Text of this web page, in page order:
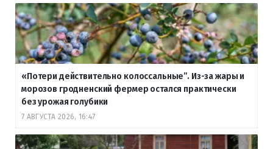
«Потери действительно колоссальные”. Из-за жары и
морозов гродненский фермер остался практически
без урожая голубики
7 АВГУСТА 2026, 16:47